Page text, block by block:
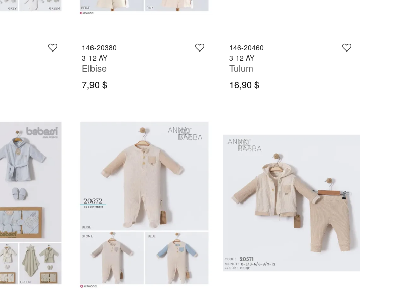
146-20380
3-12 AY
Elbise
7,90 $
146-20460
3-12 AY
Tulum
16,90 $